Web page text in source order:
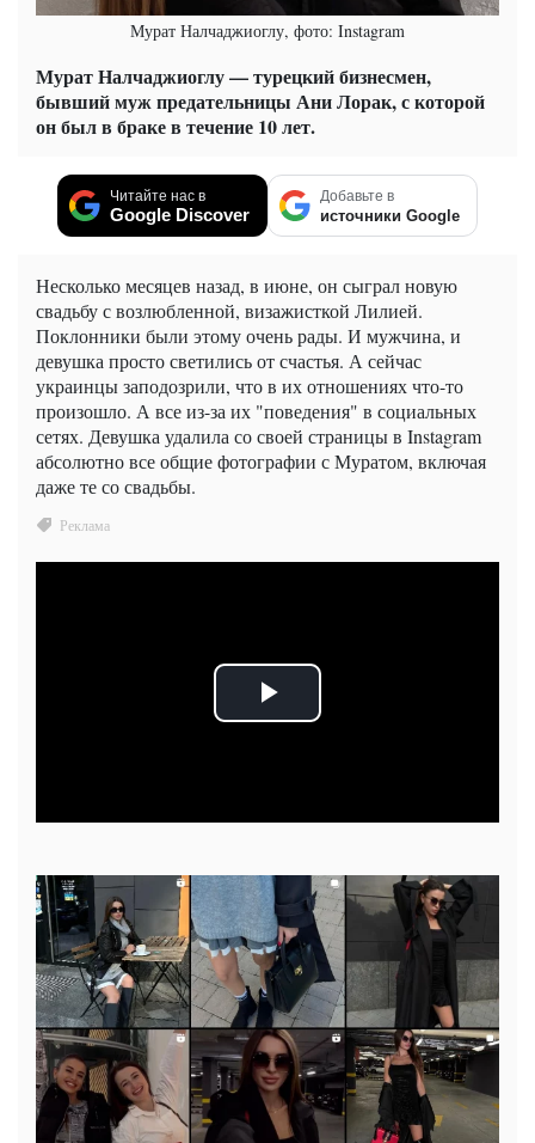
Мурат Налчаджиоглу, фото: Instagram
Мурат Налчаджиоглу — турецкий бизнесмен,
бывший муж предательницы Ани Лорак, с которой
он был в браке в течение 10 лет.
Читайте нас в
Google Discover
Добавьте в
источники Google
Несколько месяцев назад, в июне, он сыграл новую
свадьбу с возлюбленной, визажисткой Лилией.
Поклонники были этому очень рады. И мужчина, и
девушка просто светились от счастья. А сейчас
украинцы заподозрили, что в их отношениях что-то
произошло. А все из-за их "поведения" в социальных
сетях. Девушка удалила со своей страницы в Instagram
абсолютно все общие фотографии с Муратом, включая
даже те со свадьбы.